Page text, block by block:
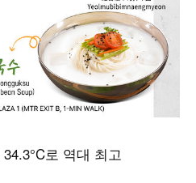
34.3°C로 역대 최고